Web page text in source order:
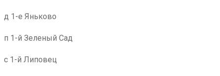
д 1-е Яньково
п 1-й Зеленый Сад
с 1-й Липовец